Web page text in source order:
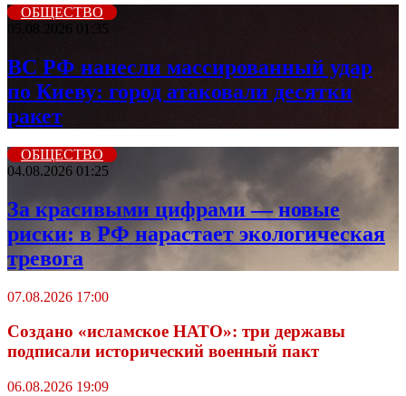
ОБЩЕСТВО
05.08.2026 01:35
ВС РФ нанесли массированный удар
по Киеву: город атаковали десятки
ракет
ОБЩЕСТВО
04.08.2026 01:25
За красивыми цифрами — новые
риски: в РФ нарастает экологическая
тревога
07.08.2026 17:00
Создано «исламское НАТО»: три державы
подписали исторический военный пакт
06.08.2026 19:09